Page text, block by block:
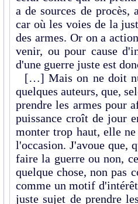
a de sources de
car où les voies de la
des armes. Or on a
venir, ou pour cause
d'une guerre juste est
[…] Mais on ne doit
quelques auteurs, que,
prendre les armes pour
puissance croît de jour
monter trop haut, elle
l'occasion. J'avoue que,
faire la guerre ou non,
quelque chose, non pas
comme un motif
juste sujet de prendre